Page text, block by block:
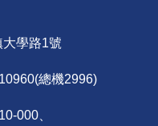
學路1號
總機2996)
000、